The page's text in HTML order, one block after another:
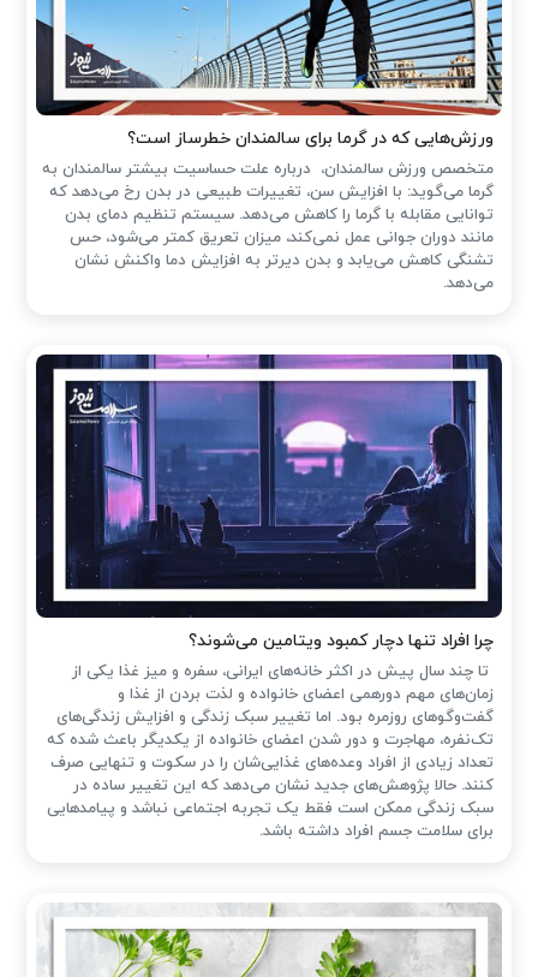
ورزش‌هایی که در گرما برای سالمندان خطرساز است؟
متخصص ورزش سالمندان، درباره علت حساسیت بیشتر سالمندان به
گرما می‌گوید: با افزایش سن، تغییرات طبیعی در بدن رخ می‌دهد که
توانایی مقابله با گرما را کاهش می‌دهد. سیستم تنظیم دمای بدن
مانند دوران جوانی عمل نمی‌کند، میزان تعریق کمتر می‌شود، حس
تشنگی کاهش می‌یابد و بدن دیرتر به افزایش دما واکنش نشان
می‌دهد.
چرا افراد تنها دچار کمبود ویتامین می‌شوند؟
تا چند سال پیش در اکثر خانه‌های ایرانی، سفره و میز غذا یکی از
زمان‌های مهم دورهمی اعضای خانواده و لذت بردن از غذا و
گفت‌وگوهای روزمره بود. اما تغییر سبک زندگی و افزایش زندگی‌های
تک‌نفره، مهاجرت و دور شدن اعضای خانواده از یکدیگر باعث شده که
تعداد زیادی از افراد وعده‌های غذایی‌شان را در سکوت و تنهایی صرف
کنند. حالا پژوهش‌های جدید نشان می‌دهد که این تغییر ساده در
سبک زندگی ممکن است فقط یک تجربه اجتماعی نباشد و پیامدهایی
برای سلامت جسم افراد داشته باشد.